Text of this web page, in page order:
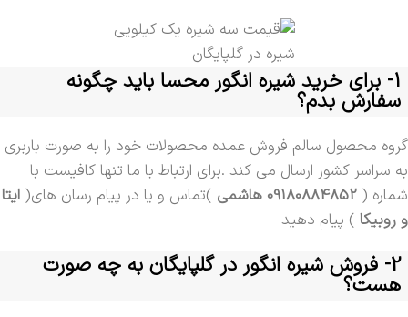
شیره در گلپایگان
1- برای خرید شیره انگور محسا باید چگونه
سفارش بدم؟
گروه محصول سالم فروش عمده محصولات خود را به صورت باربری
به سراسر کشور ارسال می کند .برای ارتباط با ما تنها کافیست با
شماره ( 09180884852 هاشمی )تماس و یا در پیام رسان های( ایتا
و روبیکا ) پیام دهید
2- فروش شیره انگور در گلپایگان به چه صورت
هست؟